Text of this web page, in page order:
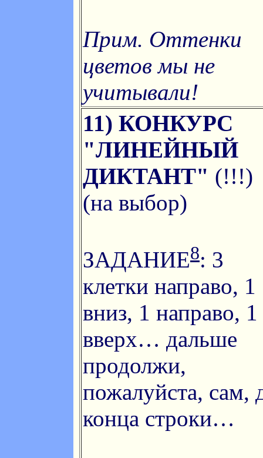
Прим. Оттенки
цветов мы не
учитывали!
11) КОНКУРС
"ЛИНЕЙНЫЙ
ДИКТАНТ" (!!!)
(на выбор)
ЗАДАНИЕ8: 3
клетки направо, 1
вниз, 1 направо, 1
вверх… дальше
продолжи,
пожалуйста, сам,
конца строки…